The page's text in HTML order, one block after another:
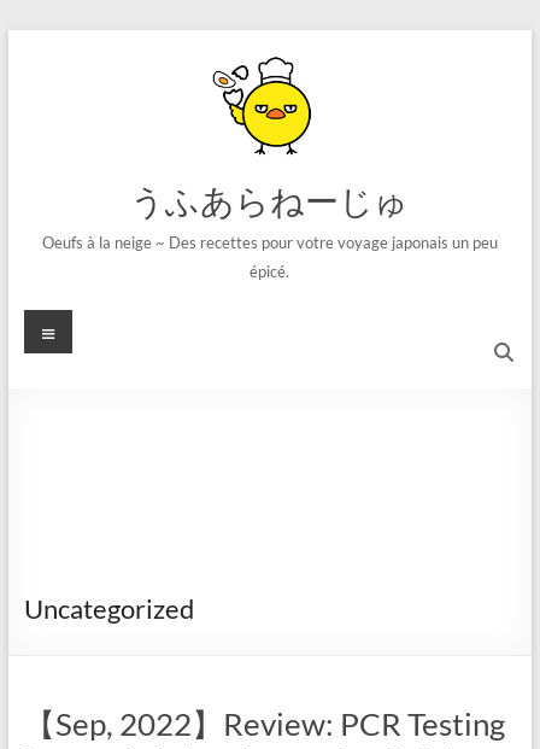
うふあらねーじゅ
Oeufs à la neige ~ Des recettes pour votre voyage japonais un peu
épicé.
メ
ニ
Uncategorized
【Sep, 2022】Review: PCR Testing